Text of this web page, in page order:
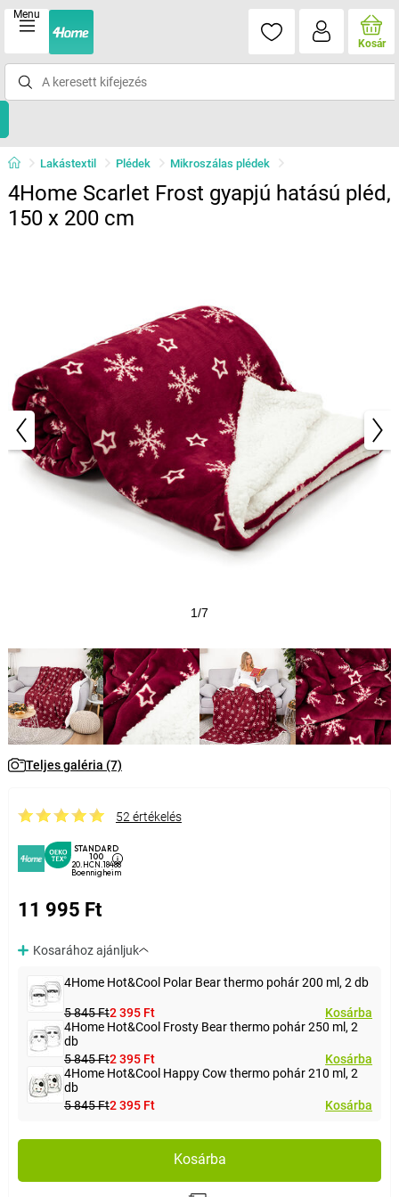
Menu
Kosár
Lakástextil Plédek Mikroszálas plédek
4Home Scarlet Frost gyapjú hatású pléd,
150 x 200 cm
1/7
Teljes galéria (7)
52 értékelés
STANDARD
100
20.HCN.18488
Boennigheim
11 995 Ft
Kosarához ajánljuk
4Home Hot&Cool Polar Bear thermo pohár 200 ml, 2 db
5 845 Ft2 395 Ft
Kosárba
4Home Hot&Cool Frosty Bear thermo pohár 250 ml, 2
db
5 845 Ft2 395 Ft
Kosárba
4Home Hot&Cool Happy Cow thermo pohár 210 ml, 2
db
5 845 Ft2 395 Ft Kosárba
Kosárba